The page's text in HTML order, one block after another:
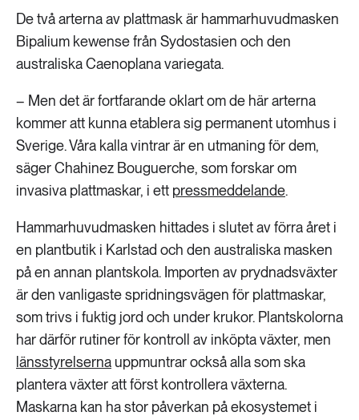
De två arterna av plattmask är hammarhuvudmasken
Bipalium kewense från Sydostasien och den
australiska Caenoplana variegata.
– Men det är fortfarande oklart om de här arterna
kommer att kunna etablera sig permanent utomhus i
Sverige. Våra kalla vintrar är en utmaning för dem,
säger Chahinez Bouguerche, som forskar om
invasiva plattmaskar, i ett pressmeddelande.
Hammarhuvudmasken hittades i slutet av förra året i
en plantbutik i Karlstad och den australiska masken
på en annan plantskola. Importen av prydnadsväxter
är den vanligaste spridningsvägen för plattmaskar,
som trivs i fuktig jord och under krukor. Plantskolorna
har därför rutiner för kontroll av inköpta växter, men
länsstyrelserna uppmuntrar också alla som ska
plantera växter att först kontrollera växterna.
Maskarna kan ha stor påverkan på ekosystemet i